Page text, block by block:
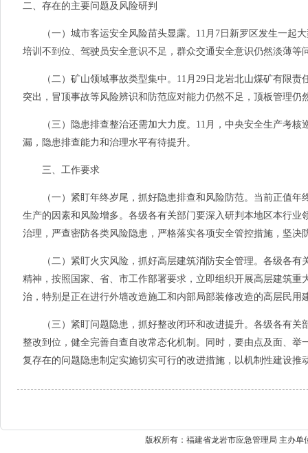
二、存在的主要问题及风险研判
（一）城市客运安全风险苗头显露。11月7日新罗区发生一起大
培训不到位、驾驶员安全意识不足，群众交通安全意识仍然淡薄等
（二）矿山领域事故类型集中。11月29日龙岩北山煤矿有限责
突出，冒顶事故等风险辨识和防范应对能力仍然不足，顶板管理仍
（三）隐患排查整治还需加大力度。11月，中央安全生产考核
漏，隐患排查能力和治理水平有待提升。
三、工作要求
（一）紧盯年终岁尾，抓好隐患排查和风险防范。当前正值年
生产的因素和风险增多。各级各有关部门要深入研判本地区本行
治理，严查密防各类风险隐患，严格落实各项安全管控措施，坚决
（二）紧盯火灾风险，抓好高层建筑消防安全管理。各级各有
精神，按照国家、省、市工作部署要求，立即组织开展高层建筑
治，特别是正在进行外墙改造施工和内部局部装修改造的高层民
（三）紧盯问题隐患，抓好整改闭环和改进提升。各级各有关
整改到位，健全完善自查自改常态化机制。同时，要由点及面、
复存在的问题隐患制定实施切实可行的改进措施，以机制性建设推